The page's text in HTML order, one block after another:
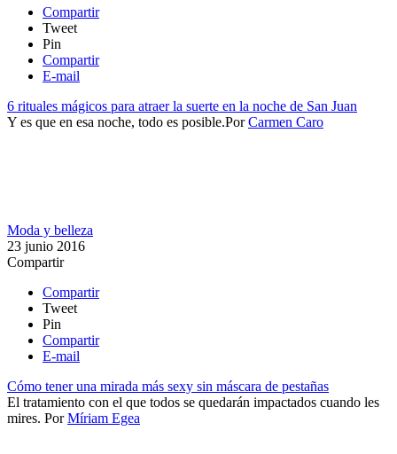
Compartir
Tweet
Pin
Compartir
E-mail
6 rituales mágicos para atraer la suerte en la noche de San Juan
Y es que en esa noche, todo ​es posible.​​PorCarmen Caro
Moda y belleza
23 junio 2016
Compartir
Compartir
Tweet
Pin
Compartir
E-mail
Cómo tener una mirada más sexy sin máscara de pestañas
El tratamiento con el que todos se quedarán impactados cuando les
mires. PorMíriam Egea